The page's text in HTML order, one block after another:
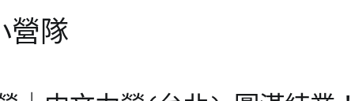
營隊